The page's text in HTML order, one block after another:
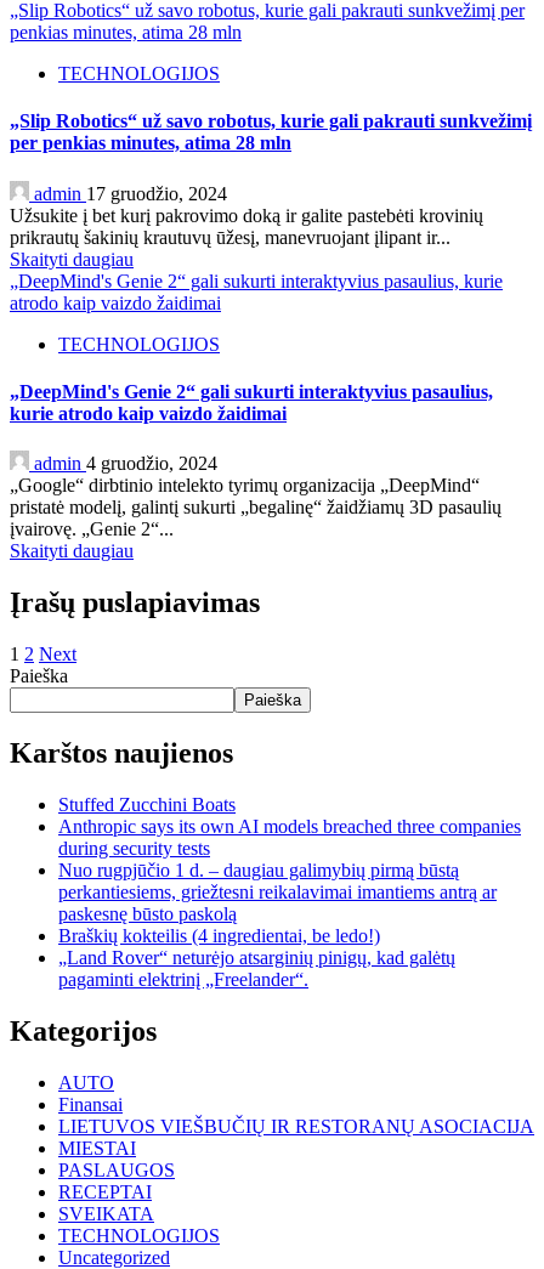
„Slip Robotics“ už savo robotus, kurie gali pakrauti sunkvežimį per
penkias minutes, atima 28 mln
TECHNOLOGIJOS
„Slip Robotics“ už savo robotus, kurie gali pakrauti sunkvežimį
per penkias minutes, atima 28 mln
admin 17 gruodžio, 2024
Užsukite į bet kurį pakrovimo doką ir galite pastebėti krovinių
prikrautų šakinių krautuvų ūžesį, manevruojant įlipant ir...
Skaityti daugiau
„DeepMind's Genie 2“ gali sukurti interaktyvius pasaulius, kurie
atrodo kaip vaizdo žaidimai
TECHNOLOGIJOS
„DeepMind's Genie 2“ gali sukurti interaktyvius pasaulius,
kurie atrodo kaip vaizdo žaidimai
admin 4 gruodžio, 2024
„Google“ dirbtinio intelekto tyrimų organizacija „DeepMind“
pristatė modelį, galintį sukurti „begalinę“ žaidžiamų 3D pasaulių
įvairovę. „Genie 2“...
Skaityti daugiau
Įrašų puslapiavimas
1 2 Next
Paieška
Paieška
Karštos naujienos
Stuffed Zucchini Boats
Anthropic says its own AI models breached three companies
during security tests
Nuo rugpjūčio 1 d. – daugiau galimybių pirmą būstą
perkantiesiems, griežtesni reikalavimai imantiems antrą ar
paskesnę būsto paskolą
Braškių kokteilis (4 ingredientai, be ledo!)
„Land Rover“ neturėjo atsarginių pinigų, kad galėtų
pagaminti elektrinį „Freelander“.
Kategorijos
AUTO
Finansai
LIETUVOS VIEŠBUČIŲ IR RESTORANŲ ASOCIACIJA
MIESTAI
PASLAUGOS
RECEPTAI
SVEIKATA
TECHNOLOGIJOS
Uncategorized